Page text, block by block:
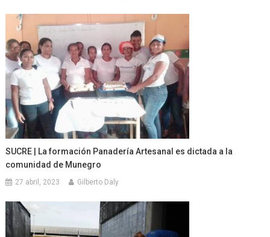
SUCRE | La formación Panadería Artesanal es dictada a la
comunidad de Munegro
27 abril, 2023 Gilberto Daly